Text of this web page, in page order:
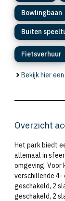
Bowlingbaan
Buiten
Fietsverhuur
Bekijk hier
Overzicht
Het park biedt
allemaal in
omgeving. Voor
verschillende 4-
geschakeld, 2
geschakeld, 2